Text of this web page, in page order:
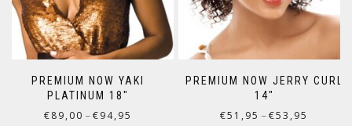
PREMIUM NOW YAKI
PLATINUM 18″
€89,00 – €94,95
PREMIUM NOW JERRY CURL
14″
€51,95 – €53,95